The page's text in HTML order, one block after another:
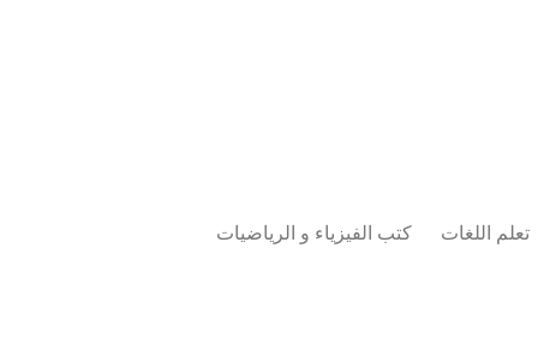
تعلم اللغات كتب الفيزياء و الرياضيات